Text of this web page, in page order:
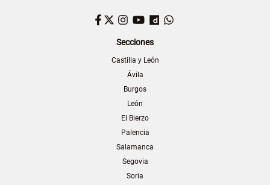
Facebook
TwitterInstagram
YouTubeDailymotion
Secciones
Castilla y León
Ávila
Burgos
León
El Bierzo
Palencia
Salamanca
Segovia
Soria